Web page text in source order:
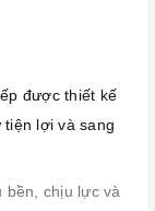
được thiết kế
tiện lợi và sang
bền, chịu lực và